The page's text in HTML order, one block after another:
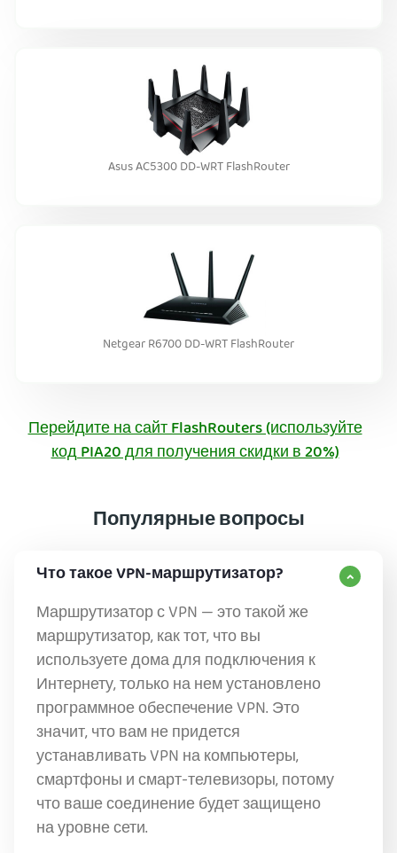
Asus AC5300 DD-WRT FlashRouter
Netgear R6700 DD-WRT FlashRouter
Перейдите на сайт FlashRouters (используйте
код PIA20 для получения скидки в 20%)
Популярные вопросы
Что такое VPN-маршрутизатор?
Маршрутизатор с VPN — это такой же
маршрутизатор, как тот, что вы
используете дома для подключения к
Интернету, только на нем установлено
программное обеспечение VPN. Это
значит, что вам не придется
устанавливать VPN на компьютеры,
смартфоны и смарт-телевизоры, потому
что ваше соединение будет защищено
на уровне сети.